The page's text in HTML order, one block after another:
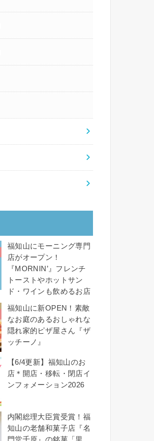
福知山にモーニング専門
店がオープン！
『MORNIN’』フレンチ
トーストやホットサン
ド・ワインも飲めるお店
福知山に新OPEN！素敵
なお庭のあるおしゃれな
隠れ家的ピザ屋さん『ザ
ッチーノ』
【6/4更新】福知山のお
店＊開店・移転・閉店イ
ンフォメーション2026
内閣総理大臣賞受賞！福
知山の老舗和菓子店『名